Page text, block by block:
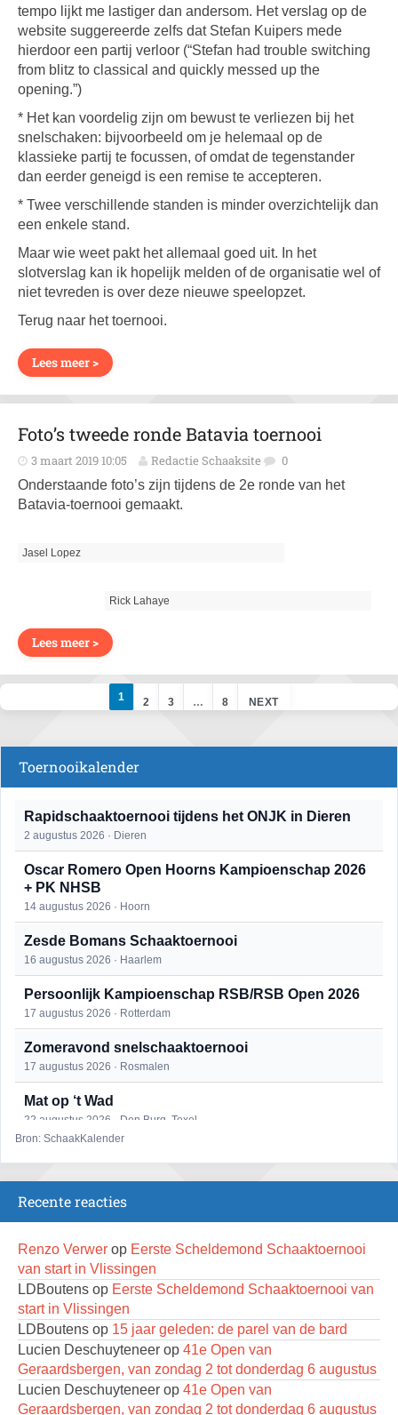
tempo lijkt me lastiger dan andersom. Het verslag op de
website suggereerde zelfs dat Stefan Kuipers mede
hierdoor een partij verloor (“Stefan had trouble switching
from blitz to classical and quickly messed up the
opening.”)
* Het kan voordelig zijn om bewust te verliezen bij het
snelschaken: bijvoorbeeld om je helemaal op de
klassieke partij te focussen, of omdat de tegenstander
dan eerder geneigd is een remise te accepteren.
* Twee verschillende standen is minder overzichtelijk dan
een enkele stand.
Maar wie weet pakt het allemaal goed uit. In het
slotverslag kan ik hopelijk melden of de organisatie wel of
niet tevreden is over deze nieuwe speelopzet.
Terug naar het toernooi.
Lees meer >
Foto’s tweede ronde Batavia toernooi
3 maart 2019 10:05 Redactie Schaaksite 0
Onderstaande foto’s zijn tijdens de 2e ronde van het
Batavia-toernooi gemaakt.
Jasel Lopez
Rick Lahaye
Lees meer >
1 2 3 … 8 NEXT
Toernooikalender
Rapidschaaktoernooi tijdens het ONJK in Dieren
2 augustus 2026 · Dieren
Oscar Romero Open Hoorns Kampioenschap 2026
+ PK NHSB
14 augustus 2026 · Hoorn
Zesde Bomans Schaaktoernooi
16 augustus 2026 · Haarlem
Persoonlijk Kampioenschap RSB/RSB Open 2026
17 augustus 2026 · Rotterdam
Zomeravond snelschaaktoernooi
17 augustus 2026 · Rosmalen
Mat op ‘t Wad
22 augustus 2026 · Den Burg, Texel
Simultaan The Butcher
2e Utrechts kroegloperstoernooi
23 augustus 2026 · Utrecht
Open Eemlandtoernooi 2026
25 augustus 2026 · Bunschoten-Spakenburg
Nazomervierkampentoernooi 2026
28 augustus 2026 · Assen
Bron: SchaakKalender
Recente reacties
Renzo Verwer op Eerste Scheldemond Schaaktoernooi
van start in Vlissingen
LDBoutens op Eerste Scheldemond Schaaktoernooi van
start in Vlissingen
LDBoutens op 15 jaar geleden: de parel van de bard
Lucien Deschuyteneer op 41e Open van
Geraardsbergen, van zondag 2 tot donderdag 6 augustus
Lucien Deschuyteneer op 41e Open van
Geraardsbergen, van zondag 2 tot donderdag 6 augustus